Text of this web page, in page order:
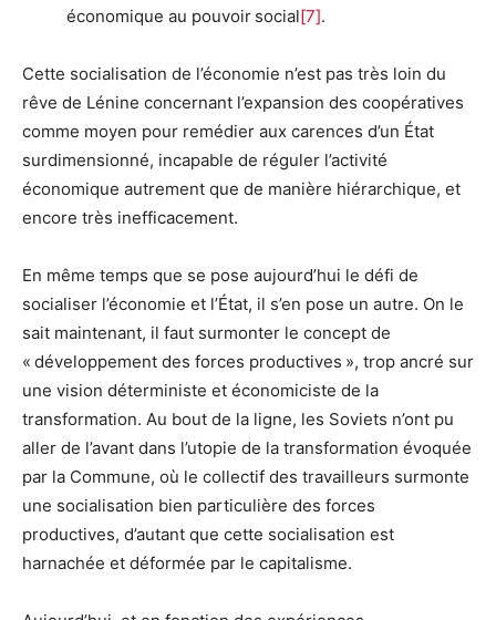
économique au pouvoir social[7].
Cette socialisation de l’économie n’est pas très loin du
rêve de Lénine concernant l’expansion des coopératives
comme moyen pour remédier aux carences d’un État
surdimensionné, incapable de réguler l’activité
économique autrement que de manière hiérarchique, et
encore très inefficacement.
En même temps que se pose aujourd’hui le défi de
socialiser l’économie et l’État, il s’en pose un autre. On le
sait maintenant, il faut surmonter le concept de
« développement des forces productives », trop ancré sur
une vision déterministe et économiciste de la
transformation. Au bout de la ligne, les Soviets n’ont pu
aller de l’avant dans l’utopie de la transformation évoquée
par la Commune, où le collectif des travailleurs surmonte
une socialisation bien particulière des forces
productives, d’autant que cette socialisation est
harnachée et déformée par le capitalisme.